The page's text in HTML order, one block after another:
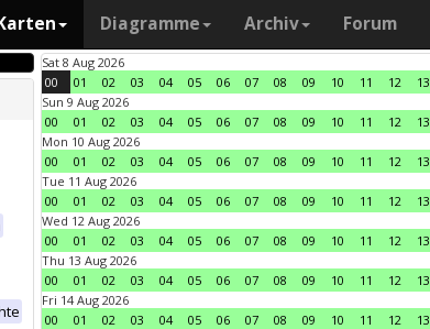
Diagramme Archiv Forum
Sat 8 Aug 2026
00
01 02 03 04 05 06 07 08 09 10 11 12 13
Sun 9 Aug 2026
00
01 02 03 04 05 06 07 08 09 10 11 12 13
Mon 10 Aug 2026
00
01 02 03 04 05 06 07 08 09 10 11 12 13
Tue 11 Aug 2026
00
01 02 03 04 05 06 07 08 09 10 11 12 13
Wed 12 Aug 2026
00
01 02 03 04 05 06 07 08 09 10 11 12 13
Thu 13 Aug 2026
00
01 02 03 04 05 06 07 08 09 10 11 12 13
Fri 14 Aug 2026
00
01 02 03 04 05 06 07 08 09 10 11 12 13